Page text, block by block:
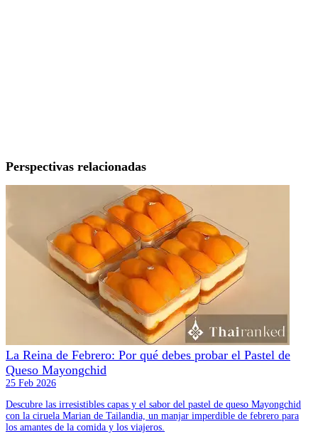
Perspectivas relacionadas
La Reina de Febrero: Por qué debes probar el Pastel de
Queso Mayongchid
25 Feb 2026
Descubre las irresistibles capas y el sabor del pastel de queso Mayongchid
con la ciruela Marian de Tailandia, un manjar imperdible de febrero para
los amantes de la comida y los viajeros.